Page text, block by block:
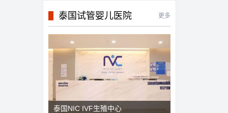
泰国试管婴儿医院 更多
泰国NIC IVF生殖中心